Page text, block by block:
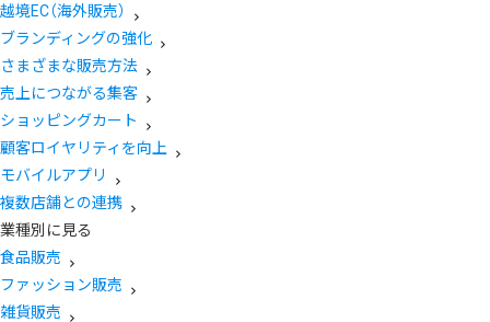
越境EC（海外販売）
ブランディングの強化
さまざまな販売方法
売上につながる集客
ショッピングカート
顧客ロイヤリティを向上
モバイルアプリ
複数店舗との連携
業種別に見る
食品販売
ファッション販売
雑貨販売